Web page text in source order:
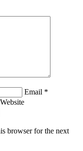
Email *
Website
browser for the next